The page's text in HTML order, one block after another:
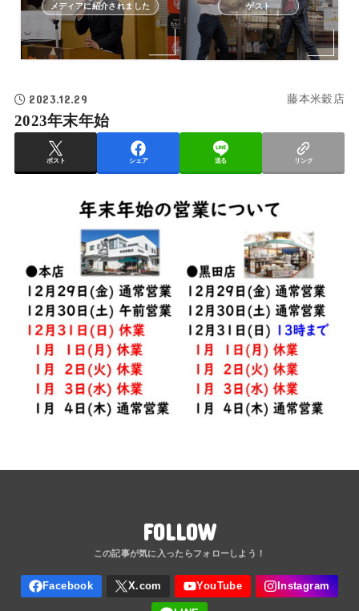
メディアに紹介されました ゲスト
2023.12.29 藤本米穀店
2023年末年始
ポスト シェア 送る リンク
FOLLOW